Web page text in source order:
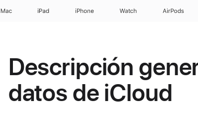
Mac iPad iPhone Watch AirPods
Descripción
datos de iCloud